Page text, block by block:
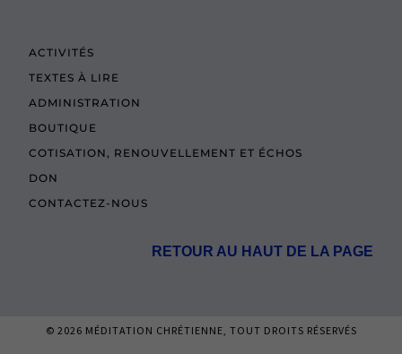
ACTIVITÉS
TEXTES À LIRE
ADMINISTRATION
BOUTIQUE
COTISATION, RENOUVELLEMENT ET ÉCHOS
DON
CONTACTEZ-NOUS
RETOUR AU HAUT DE LA PAGE
© 2026 MÉDITATION CHRÉTIENNE, TOUT DROITS RÉSERVÉS